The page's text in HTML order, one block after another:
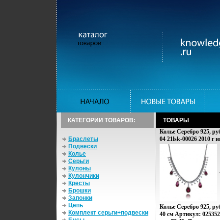
КАТЕГОРИИ ТОВАРОВ:
Браслеты
Подвески
Колье
Серьги
Кулоны
Кулончики
Кресты
Брошки
Запонки
Цепь
Комплект серьги+подвески
ТОВАРЫ
Колье Серебро 925,
04 21lsk-00026 2010 г
Колье Серебро 925,
40 см Артикул: